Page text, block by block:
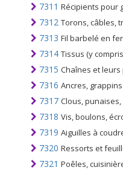
7311 Récipients pour gaz
7312 Torons, câbles, tresses,
7313 Fil barbelé en fer ou en acier; cerceau torsadé ou
7314 Tissus (y compris les bandes sans fin),
7315 Chaînes et
7316 Ancres,
7317 Clous, punaises, punaises, clous à dentelure,
7318 Vis, boulons, écrous, tire-fond, crochets à vis, rivets,
7319 Aiguilles à coudre et à tricoter, corsets, crochets, pointes à broder
7320 Ressorts et
7321 Poêles, cuisinières, grilles, cuisinières (à chaudières auxiliaires pour